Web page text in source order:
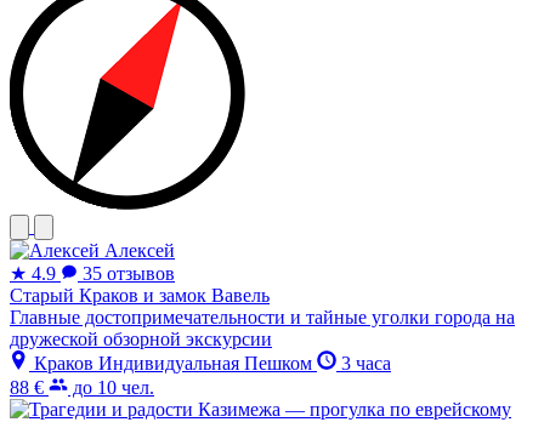
Алексей
★ 4.9
35 отзывов
Старый Краков и замок Вавель
Главные достопримечательности и тайные уголки города на
дружеской обзорной экскурсии
Краков Индивидуальная Пешком
3 часа
88 €
до 10 чел.